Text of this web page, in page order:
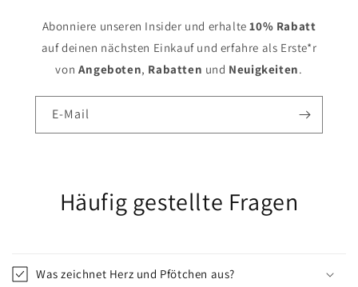
Abonniere unseren Insider und erhalte10% Rabatt
auf deinen nächsten Einkauf und erfahre als Erste*r
von Angeboten, Rabatten und Neuigkeiten.
E-Mail
Häufig gestellte Fragen
Was zeichnet Herz und Pfötchen aus?